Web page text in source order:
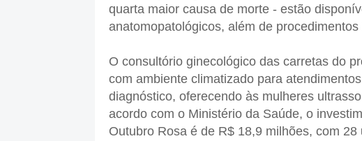
quarta maior causa de morte - estão
anatomopatológicos, além de
O consultório ginecológico das carretas do
com ambiente climatizado para
diagnóstico, oferecendo às mulheres
acordo com o Ministério da Saúde, o
Outubro Rosa é de R$ 18,9 milhões, com